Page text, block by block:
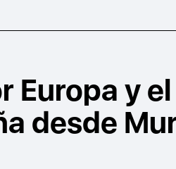
Europa y
desde